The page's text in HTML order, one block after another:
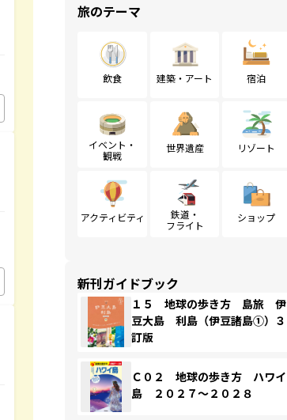
旅のテーマ
飲食 建築・アート 宿泊
イベント・
観戦
世界遺産 リゾート
アクティビティ
鉄道・
フライト
ショップ
新刊ガイドブック
１５ 地球の歩き方 島旅 伊
豆大島 利島（伊豆諸島①）３
訂版
Ｃ０２ 地球の歩き方 ハワイ
島 ２０２７～２０２８